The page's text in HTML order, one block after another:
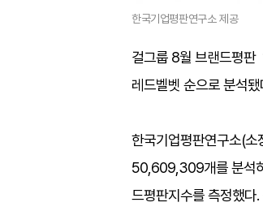
한국기업평판연구소 제공
걸그룹 8월 브랜드평
레드벨벳 순으로 분석됐
한국기업평판연구소(
50,609,309개를 분석
드평판지수를 측정했